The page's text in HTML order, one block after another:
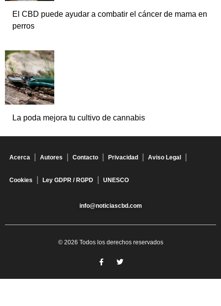
El CBD puede ayudar a combatir el cáncer de mama en
perros
La poda mejora tu cultivo de cannabis
Acerca Autores Contacto Privacidad Aviso Legal
Cookies Ley GDPR / RGPD UNESCO
info@noticiascbd.com
© 2026 Todos los derechos reservados